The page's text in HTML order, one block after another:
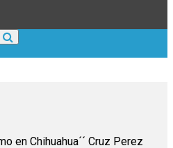
en Chihuahua´´ Cruz Perez